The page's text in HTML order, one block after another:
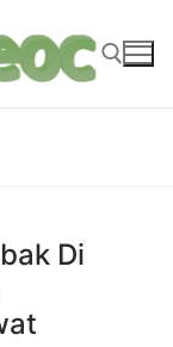
Di